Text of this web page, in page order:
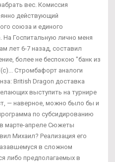
вес. Комиссия
действующий
союза и единого
На Госпитальную лично меня
лет 6-7 назад, составил
более не беспокою "банк из
Стромбафорт аналоги
British Dragon доставка
выступить на турнире
— наверное, можно было бы и
по субсидированию
в марте-апреле Сюжеты
Михаил? Реализация его
в сложном
либо предполагаемых в